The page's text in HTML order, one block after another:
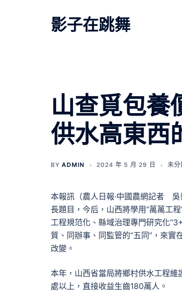
影子在跳舞
山查覓包養
供水高東西
BY ADMIN 2024 年 5 月 29 日 未分
本報訊（農人日報·中國農網記者
長題目，今后，山西將學用“萬萬工
工程規范化、縣域治理專門研究化
質、同辦事、同監管的“五同”，來實
改變。
本年，山西省當局將鄉村供水工程
處以上，直接收益生齒180萬人。